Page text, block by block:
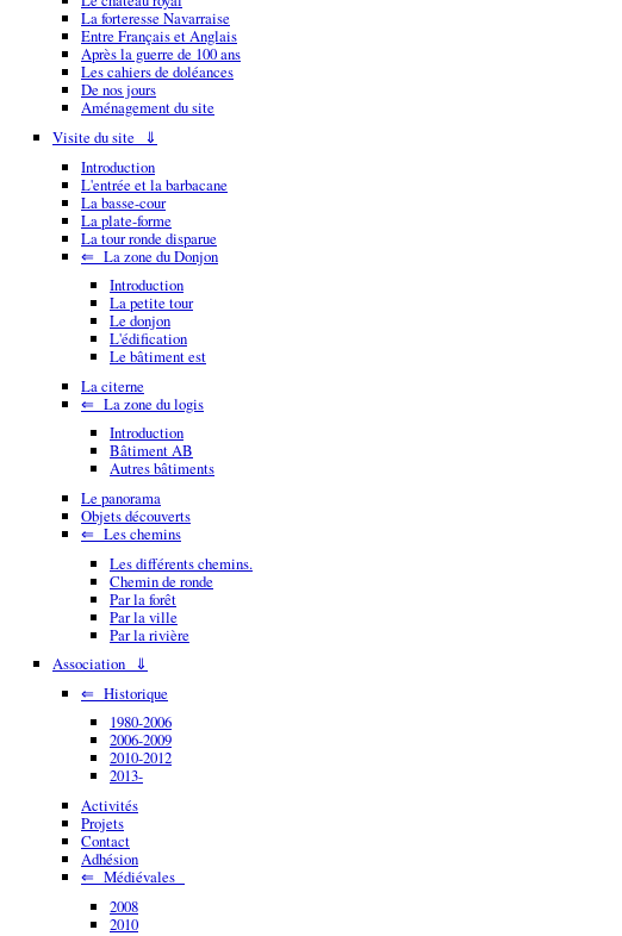
La forteresse Navarraise
Entre Français et Anglais
Après la guerre de 100 ans
Les cahiers de doléances
De nos jours
Aménagement du site
Visite du site ⇓
Introduction
L'entrée et la barbacane
La basse-cour
La plate-forme
La tour ronde disparue
⇐ La zone du Donjon
Introduction
La petite tour
Le donjon
L'édification
Le bâtiment est
La citerne
⇐ La zone du logis
Introduction
Bâtiment AB
Autres bâtiments
Le panorama
Objets découverts
⇐ Les chemins
Les différents chemins.
Chemin de ronde
Par la forêt
Par la ville
Par la rivière
Association ⇓
⇐ Historique
1980-2006
2006-2009
2010-2012
2013-
Activités
Projets
Contact
Adhésion
⇐ Médiévales
2008
2010